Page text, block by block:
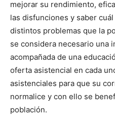
mejorar su rendimiento,
las disfunciones y saber
distintos problemas que la
se considera necesario una
acompañada de una
oferta asistencial en cada
asistenciales para que su
normalice y con ello se
población.